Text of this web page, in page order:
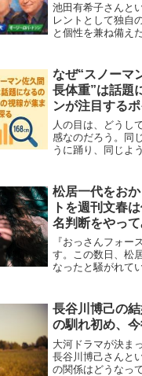
池田有希子さんと
レントとして独自
と個性を兼ね備え
くるのが「元夫は
「子供はいるの？
なぜ“スノーマ
長体重”は話題
ンが注目する
人の目は、どうし
感なのだろう。同
うに踊り、同じよ
Snow Manの佐久
な“差異”の象徴...
松居一代をお
トを週刊文春
名判断をやっ
『おっさんフォー
す。この数日、松
なったと騒がれて
います。一体どう
たところどうやら
長谷川博己の
の馴れ初め、
大河ドラマが決ま
長谷川博己さんと
の関係はどうなっ